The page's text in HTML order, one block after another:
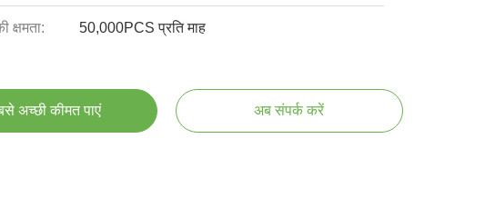
क्षमता: 50,000PCS प्रति माह
अच्छी कीमत पाएं अब संपर्क करें